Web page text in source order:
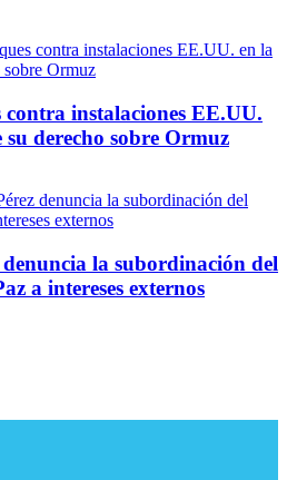
instalaciones EE.UU.
derecho sobre Ormuz
la subordinación del
a intereses externos